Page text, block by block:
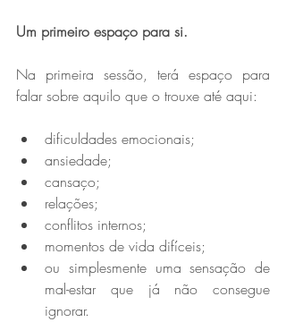
Um primeiro espaço para si.
Na primeira sessão, terá espaço para
falar sobre aquilo que o trouxe até aqui:
dificuldades emocionais;
ansiedade;
cansaço;
relações;
conflitos internos;
momentos de vida difíceis;
ou simplesmente uma sensação de
mal-estar que já não consegue
ignorar.